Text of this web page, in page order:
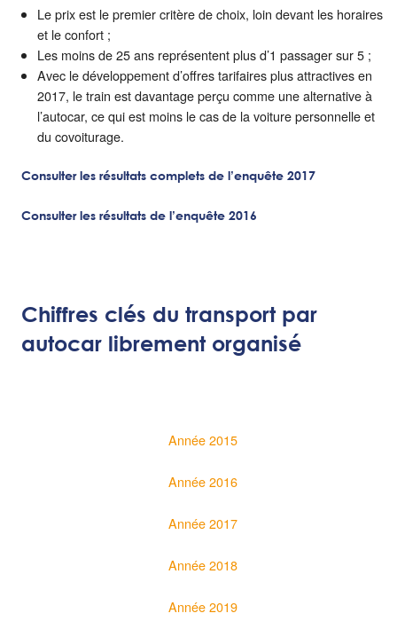
Le prix est le premier critère de choix, loin devant les horaires
et le confort ;
Les moins de 25 ans représentent plus d’1 passager sur 5 ;
Avec le développement d’offres tarifaires plus attractives en
2017, le train est davantage perçu comme une alternative à
l’autocar, ce qui est moins le cas de la voiture personnelle et
du covoiturage.
Consulter les résultats complets de l’enquête 2017
Consulter les résultats de l’enquête 2016
Chiffres clés du transport par
autocar librement organisé
Année 2015
Année 2016
Année 2017
Année 2018
Année 2019